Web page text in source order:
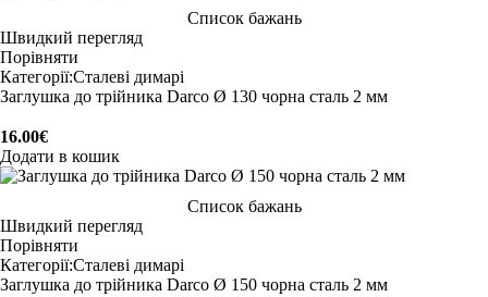
Список бажань
Швидкий перегляд
Порівняти
Категорії:Сталеві димарі
Заглушка до трійника Darco Ø 130 чорна сталь 2 мм
16.00€
Додати в кошик
Список бажань
Швидкий перегляд
Порівняти
Категорії:Сталеві димарі
Заглушка до трійника Darco Ø 150 чорна сталь 2 мм